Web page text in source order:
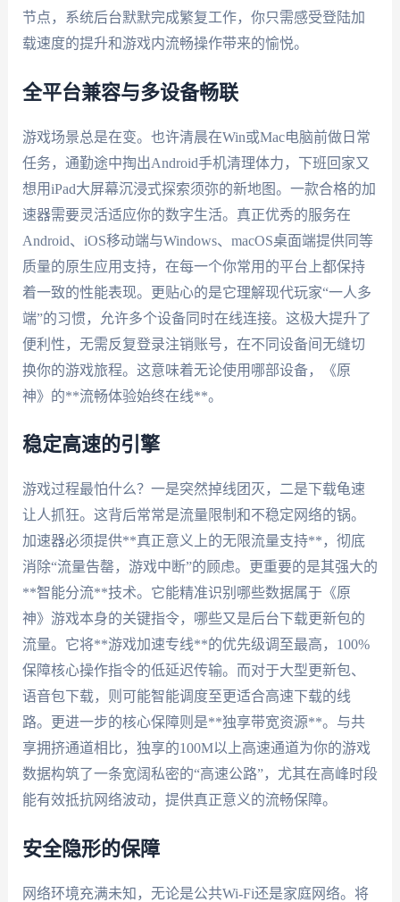
节点，系统后台默默完成繁复工作，你只需感受登陆加
载速度的提升和游戏内流畅操作带来的愉悦。
全平台兼容与多设备畅联
游戏场景总是在变。也许清晨在Win或Mac电脑前做日常
任务，通勤途中掏出Android手机清理体力，下班回家又
想用iPad大屏幕沉浸式探索须弥的新地图。一款合格的加
速器需要灵活适应你的数字生活。真正优秀的服务在
Android、iOS移动端与Windows、macOS桌面端提供同等
质量的原生应用支持，在每一个你常用的平台上都保持
着一致的性能表现。更贴心的是它理解现代玩家“一人多
端”的习惯，允许多个设备同时在线连接。这极大提升了
便利性，无需反复登录注销账号，在不同设备间无缝切
换你的游戏旅程。这意味着无论使用哪部设备，《原
神》的**流畅体验始终在线**。
稳定高速的引擎
游戏过程最怕什么？一是突然掉线团灭，二是下载龟速
让人抓狂。这背后常常是流量限制和不稳定网络的锅。
加速器必须提供**真正意义上的无限流量支持**，彻底
消除“流量告罄，游戏中断”的顾虑。更重要的是其强大的
**智能分流**技术。它能精准识别哪些数据属于《原
神》游戏本身的关键指令，哪些又是后台下载更新包的
流量。它将**游戏加速专线**的优先级调至最高，100%
保障核心操作指令的低延迟传输。而对于大型更新包、
语音包下载，则可能智能调度至更适合高速下载的线
路。更进一步的核心保障则是**独享带宽资源**。与共
享拥挤通道相比，独享的100M以上高速通道为你的游戏
数据构筑了一条宽阔私密的“高速公路”，尤其在高峰时段
能有效抵抗网络波动，提供真正意义的流畅保障。
安全隐形的保障
网络环境充满未知，无论是公共Wi-Fi还是家庭网络。将